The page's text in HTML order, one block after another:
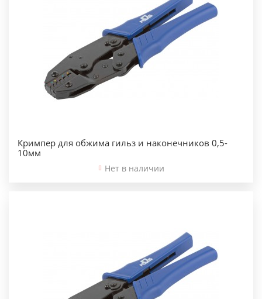
Кримпер для обжима гильз и наконечников 0,5-
10мм
Нет в наличии